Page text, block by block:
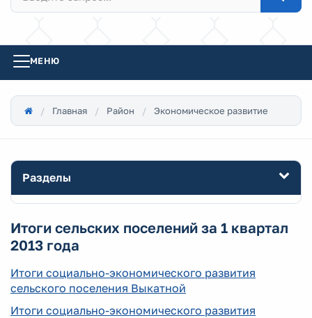
МЕНЮ
Главная Район Экономическое развитие
Разделы
Итоги сельских поселений за 1 квартал
2013 года
Итоги социально-экономического развития
сельского поселения Выкатной
Итоги социально-экономического развития